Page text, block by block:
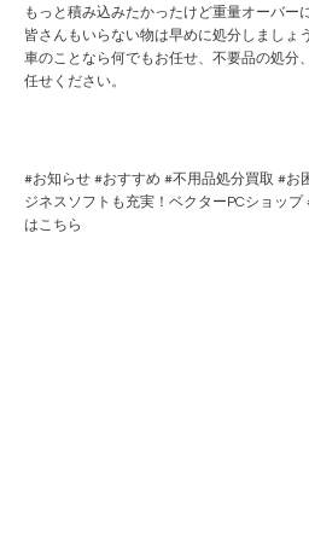
もっと積み込みたかったけど重量オーバー
皆さんもいらない物は早めに処分しましょう
車のことなら何でもお任せ、不要品の処分
任せください。
#お知らせ #おすすめ #不用品処分買取 #お
ジネスソフトも充実！ベクターPCショップ
はこちら